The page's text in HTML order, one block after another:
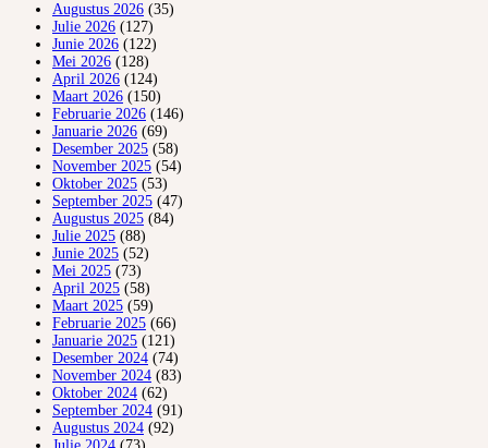
Augustus 2026 (35)
Julie 2026 (127)
Junie 2026 (122)
Mei 2026 (128)
April 2026 (124)
Maart 2026 (150)
Februarie 2026 (146)
Januarie 2026 (69)
Desember 2025 (58)
November 2025 (54)
Oktober 2025 (53)
September 2025 (47)
Augustus 2025 (84)
Julie 2025 (88)
Junie 2025 (52)
Mei 2025 (73)
April 2025 (58)
Maart 2025 (59)
Februarie 2025 (66)
Januarie 2025 (121)
Desember 2024 (74)
November 2024 (83)
Oktober 2024 (62)
September 2024 (91)
Augustus 2024 (92)